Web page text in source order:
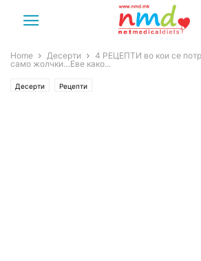
Home Десерти
4 РЕЦЕПТИ во кои се
само жолчки…Еве како...
Десерти Рецепти